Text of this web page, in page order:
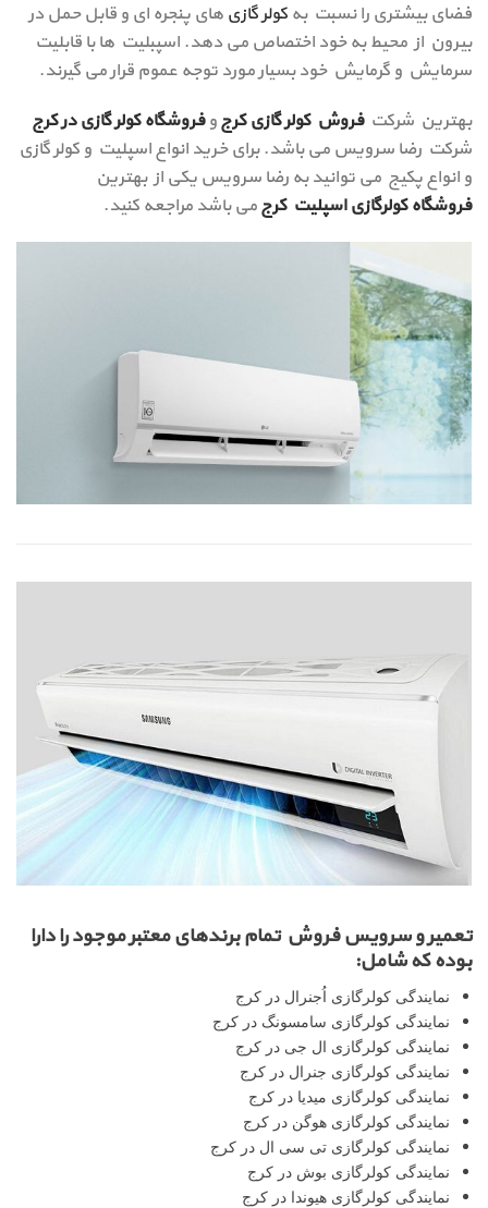
فضای بیشتری را نسبت به کولر گازی های پنجره ای و قابل حمل در
بیرون از محیط به خود اختصاص می‌ دهد. اسپبلیت ها با قابلیت
سرمایش و گرمایش خود بسیار مورد توجه عموم قرار می گیرند.
بهترین شرکتفروش کولر گازی کرجوفروشگاه کولر گازی در کرج
شرکت رضا سرویس می باشد. برای خرید انواع اسپلیت و کولر گازی
و انواع پکیج می توانید به رضا سرویس یکی از بهترین
فروشگاه کولرگازی اسپلیت کرجمی باشد مراجعه کنید.
تعمیر و سرویس فروش تمام برندهای معتبر موجود را دارا
بوده که شامل:
نمایندگی کولرگازی اُجنرال در کرج
نمایندگی کولرگازی سامسونگ در کرج
نمایندگی کولرگازی ال جی در کرج
نمایندگی کولرگازی جنرال در کرج
نمایندگی کولرگازی میدیا در کرج
نمایندگی کولرگازی هوگن در کرج
نمایندگی کولرگازی تی سی ال در کرج
نمایندگی کولرگازی بوش در کرج
نمایندگی کولرگازی هیوندا در کرج